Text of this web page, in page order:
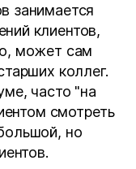
занимается
клиентов,
может сам
коллег.
часто "на
смотреть
но